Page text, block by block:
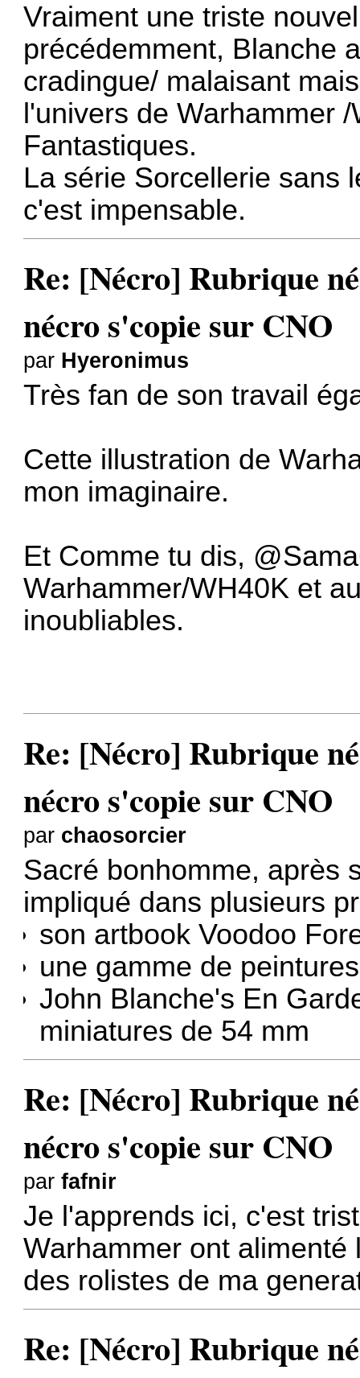
Vraiment une triste
précédemment, Blanche
cradingue/ malaisant
l'univers de Warhammer
Fantastiques.
La série Sorcellerie sans
c'est impensable.
Re: [Nécro] Rubrique
nécro s'copie sur CNO
par Hyeronimus
Très fan de son travail
Cette illustration de
mon imaginaire.
Et Comme tu dis,
Warhammer/WH40K et
inoubliables.
Re: [Nécro] Rubrique
nécro s'copie sur CNO
par chaosorcier
Sacré bonhomme, après
impliqué dans plusieurs
son artbook Voodoo
une gamme de
John Blanche's En
miniatures de 54 mm
Re: [Nécro] Rubrique
nécro s'copie sur CNO
parfafnir
Je l'apprends ici, c'est
Warhammer ont
des rolistes de ma
Re: [Nécro] Rubrique